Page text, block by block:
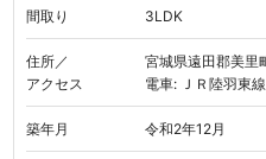
間取り 3LDK
住所／
アクセス
宮城県遠田郡美里
電車: ＪＲ陸羽東
築年月 令和2年12月